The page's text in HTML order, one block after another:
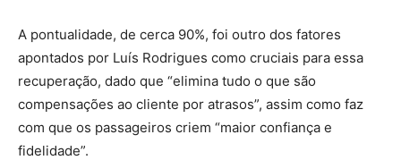
A pontualidade, de cerca 90%, foi outro dos fatores
apontados por Luís Rodrigues como cruciais para essa
recuperação, dado que “elimina tudo o que são
compensações ao cliente por atrasos”, assim como faz
com que os passageiros criem “maior confiança e
fidelidade”.